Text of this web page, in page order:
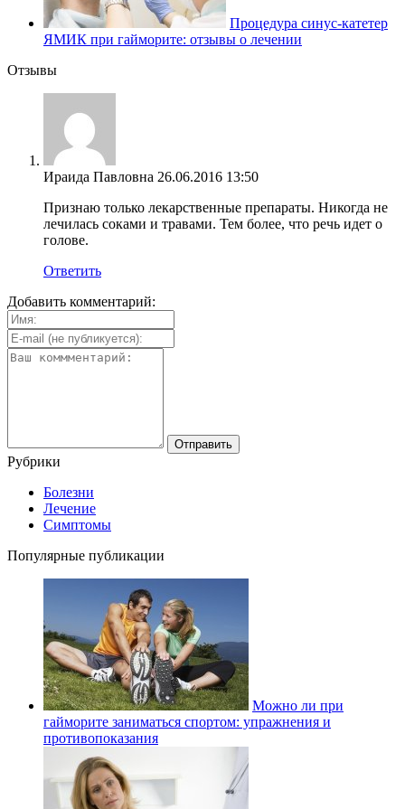
Процедура синус-катетер
ЯМИК при гайморите: отзывы о лечении
Отзывы
Ираида Павловна 26.06.2016 13:50
Признаю только лекарственные препараты. Никогда не
лечилась соками и травами. Тем более, что речь идет о
голове.
Ответить
Добавить комментарий:
Рубрики
Болезни
Лечение
Симптомы
Популярные публикации
Можно ли при
гайморите заниматься спортом: упражнения и
противопоказания